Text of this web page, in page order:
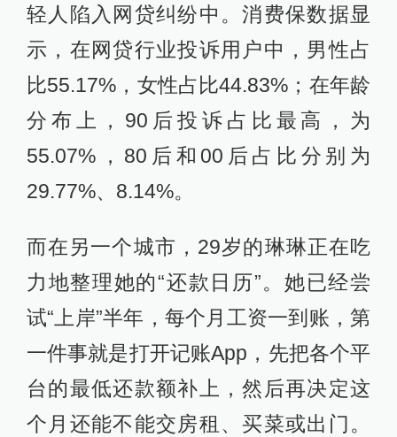
轻人陷入网贷纠纷中。消费保数据显
示，在网贷行业投诉用户中，男性占
比55.17%，女性占比44.83%；在年龄
分布上，90后投诉占比最高，为
55.07%，80后和00后占比分别为
29.77%、8.14%。
而在另一个城市，29岁的琳琳正在吃
力地整理她的“还款日历”。她已经尝
试“上岸”半年，每个月工资一到账，第
一件事就是打开记账App，先把各个平
台的最低还款额补上，然后再决定这
个月还能不能交房租、买菜或出门。